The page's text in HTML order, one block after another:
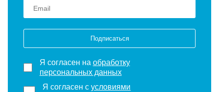
Подписаться
Я согласен на обработку
персональных данных
Я согласен сусловиями